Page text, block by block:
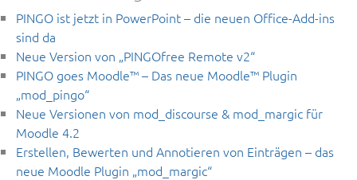
PINGO ist jetzt in PowerPoint – die neuen Office-Add-ins
sind da
Neue Version von „PINGOfree Remote v2“
PINGO goes Moodle™ – Das neue Moodle™ Plugin
„mod_pingo“
Neue Versionen von mod_discourse & mod_margic für
Moodle 4.2
Erstellen, Bewerten und Annotieren von Einträgen – das
neue Moodle Plugin „mod_margic“